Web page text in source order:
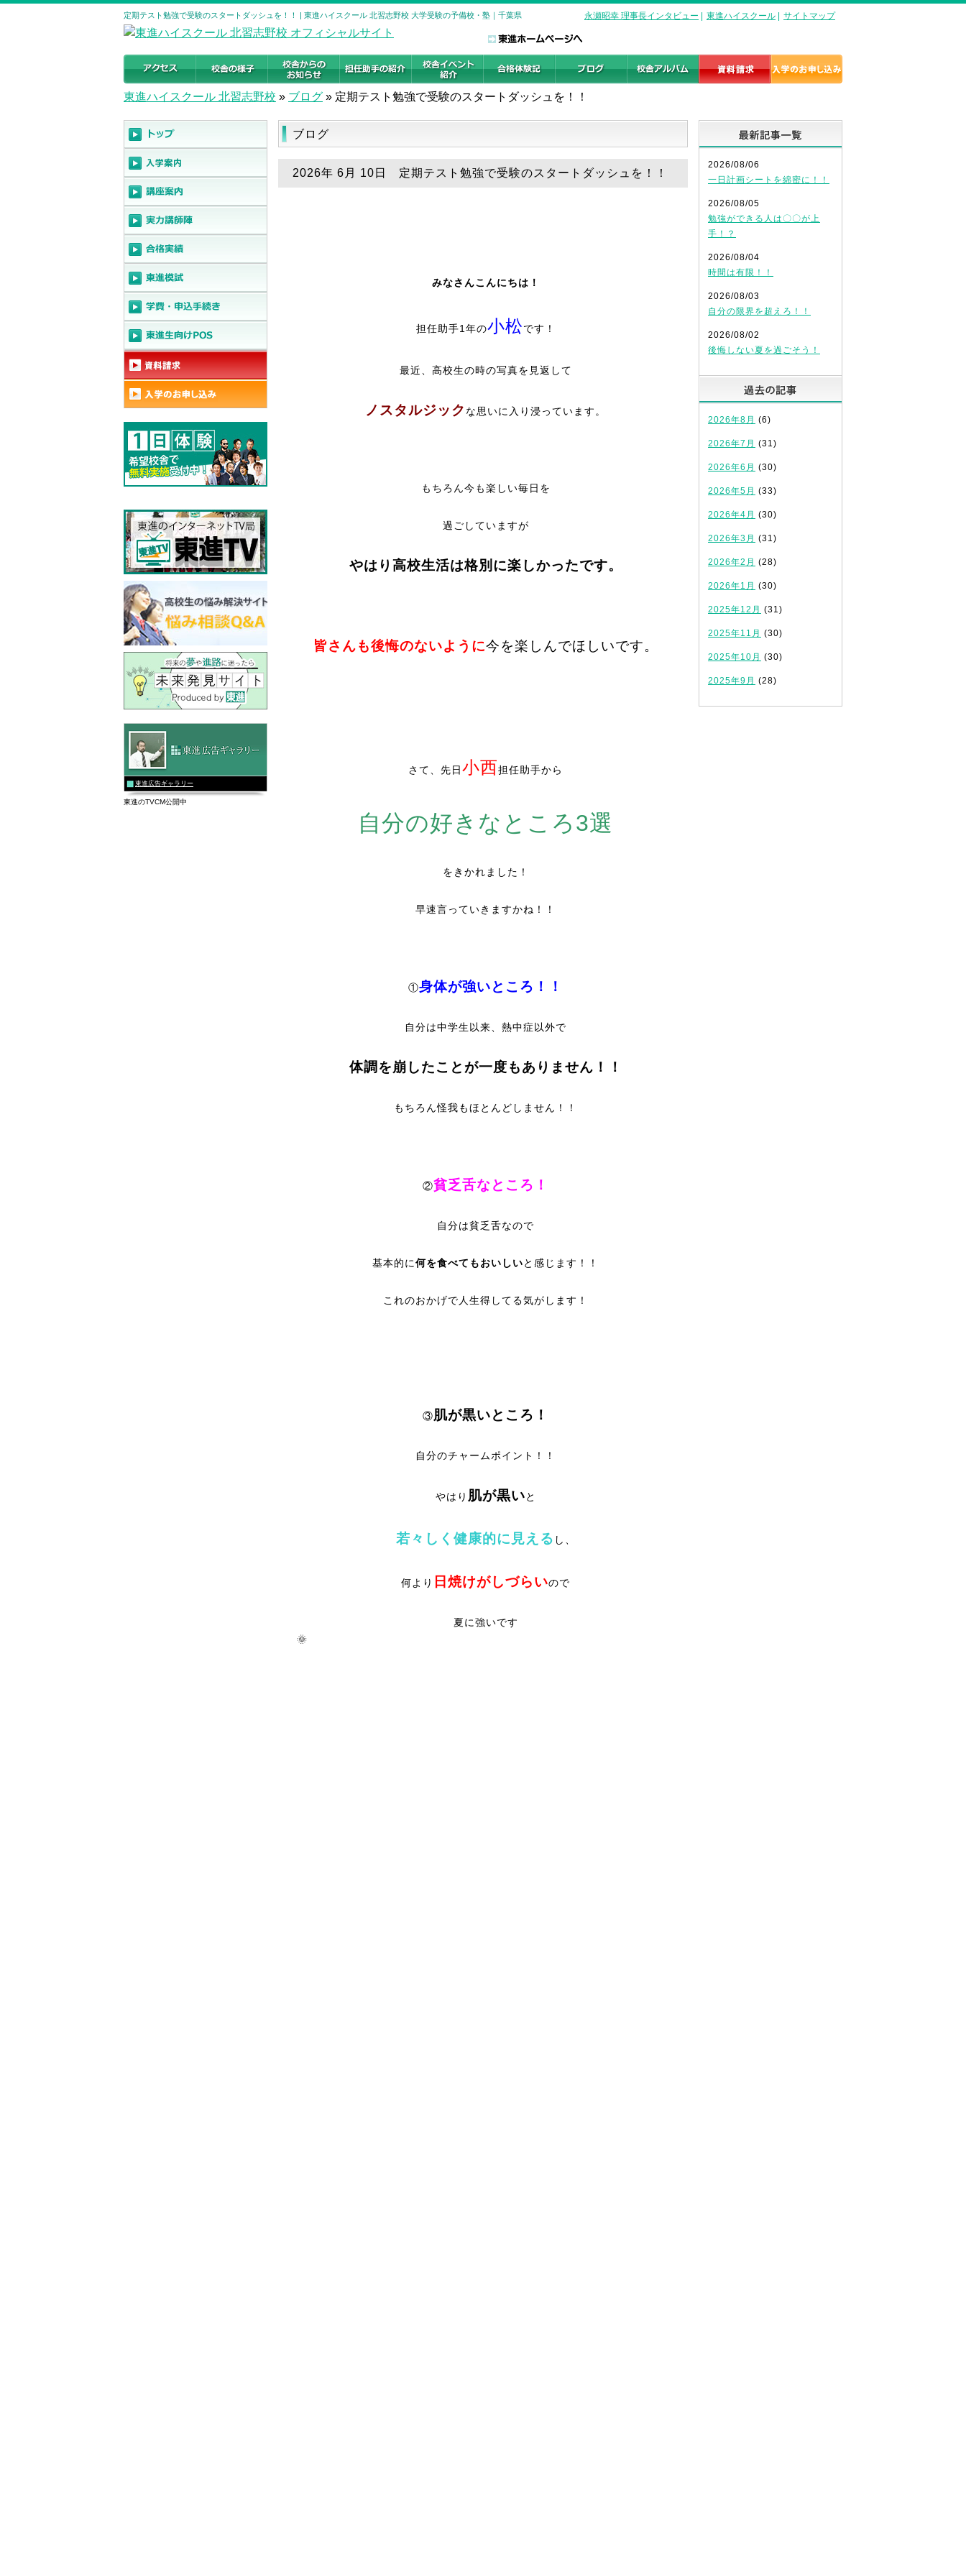
定期テスト勉強で受験のスタートダッシュを！！ | 東進ハイスクール 北習志野校 大学受験の予備校・塾｜千葉県 永瀬昭幸 理事長インタビュー 東進ハイスクール サイトマップ
東進ハイスクール 北習志野校 » ブログ » 定期テスト勉強で受験のスタートダッシュを！！
ブログ
2026年 6月 10日 定期テスト勉強で受験のスタートダッシュを！！
みなさんこんにちは！
担任助手1年の小松です！
最近、高校生の時の写真を見返して
ノスタルジック な思いに入り浸っています。
もちろん今も楽しい毎日を
過ごしていますが
やはり高校生活は格別に楽しかったです。
皆さんも後悔のないように今を楽しんでほしいです。
さて、先日小西担任助手から
自分の好きなところ3選
をきかれました！
早速言っていきますかね！！
①身体が強いところ！！
自分は中学生以来、熱中症以外で
体調を崩したことが一度もありません！！
もちろん怪我もほとんどしません！！
②貧乏舌なところ！
自分は貧乏舌なので
基本的に何を食べてもおいしいと感じます！！
これのおかげで人生得してる気がします！
③肌が黒いところ！
自分のチャームポイント！！
やはり 肌が黒いと
若々しく健康的に見える し、
何より 日焼けがしづらいので
夏に強いです
🌞
2026/08/06
一日計画シートを綿密に！！
2026/08/05
勉強ができる人は〇〇が上
手！？
2026/08/04
時間は有限！！
2026/08/03
自分の限界を超えろ！！
2026/08/02
後悔しない夏を過ごそう！
2026年8月 (6)
2026年7月 (31)
2026年6月 (30)
2026年5月 (33)
2026年4月 (30)
2026年3月 (31)
2026年2月 (28)
2026年1月 (30)
2025年12月 (31)
2025年11月 (30)
2025年10月 (30)
2025年9月 (28)
東進広告ギャラリー
東進のTVCM公開中